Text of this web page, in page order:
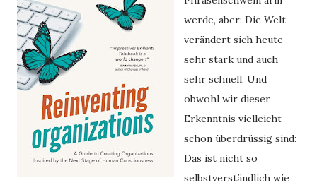
werde, aber: Die Welt
verändert sich heute
sehr stark und auch
sehr schnell. Und
obwohl wir dieser
Erkenntnis vielleicht
schon überdrüssig sind:
Das ist nicht so
selbstverständlich wie